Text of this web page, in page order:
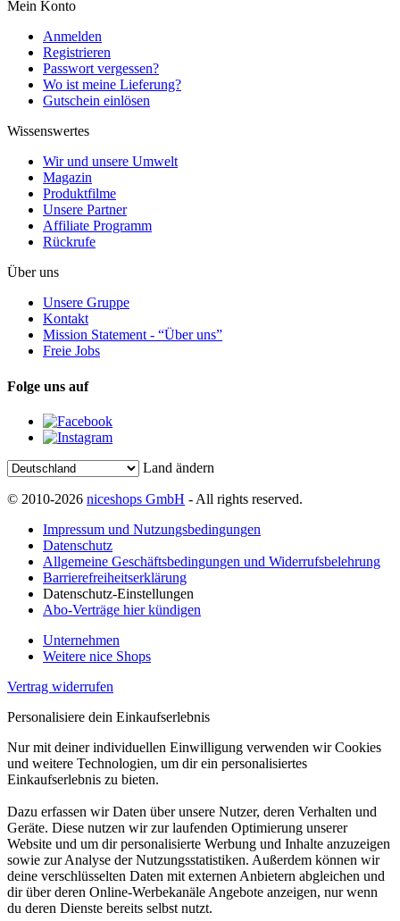
Mein Konto
Anmelden
Registrieren
Passwort vergessen?
Wo ist meine Lieferung?
Gutschein einlösen
Wissenswertes
Wir und unsere Umwelt
Magazin
Produktfilme
Unsere Partner
Affiliate Programm
Rückrufe
Über uns
Unsere Gruppe
Kontakt
Mission Statement - “Über uns”
Freie Jobs
Folge uns auf
Land ändern
© 2010-2026 niceshops GmbH - All rights reserved.
Impressum und Nutzungsbedingungen
Datenschutz
Allgemeine Geschäftsbedingungen und Widerrufsbelehrung
Barrierefreiheitserklärung
Datenschutz-Einstellungen
Abo-Verträge hier kündigen
Unternehmen
Weitere nice Shops
Vertrag widerrufen
Personalisiere dein Einkaufserlebnis
Nur mit deiner individuellen Einwilligung verwenden wir Cookies
und weitere Technologien, um dir ein personalisiertes
Einkaufserlebnis zu bieten.
Dazu erfassen wir Daten über unsere Nutzer, deren Verhalten und
Geräte. Diese nutzen wir zur laufenden Optimierung unserer
Website und um dir personalisierte Werbung und Inhalte anzuzeigen
sowie zur Analyse der Nutzungsstatistiken. Außerdem können wir
deine verschlüsselten Daten mit externen Anbietern abgleichen und
dir über deren Online-Werbekanäle Angebote anzeigen, nur wenn
du deren Dienste bereits selbst nutzt.